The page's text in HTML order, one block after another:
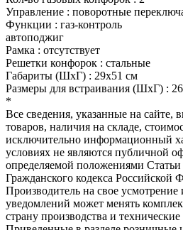
Управление : поворотные
Функции : газ-контроль
автоподжиг
Рамка : отсутствует
Решетки конфорок : стальные
Габариты (ШхГ) : 29x51 см
Размеры для встраивания (ШхГ) :
*
Все сведения, указанные на сайте,
товаров, наличия на складе,
исключительно информационный
условиях не являются публичной
определяемой положениями Статьи
Гражданского кодекса Российской
Производитель на свое
уведомлений может менять
страну производства и